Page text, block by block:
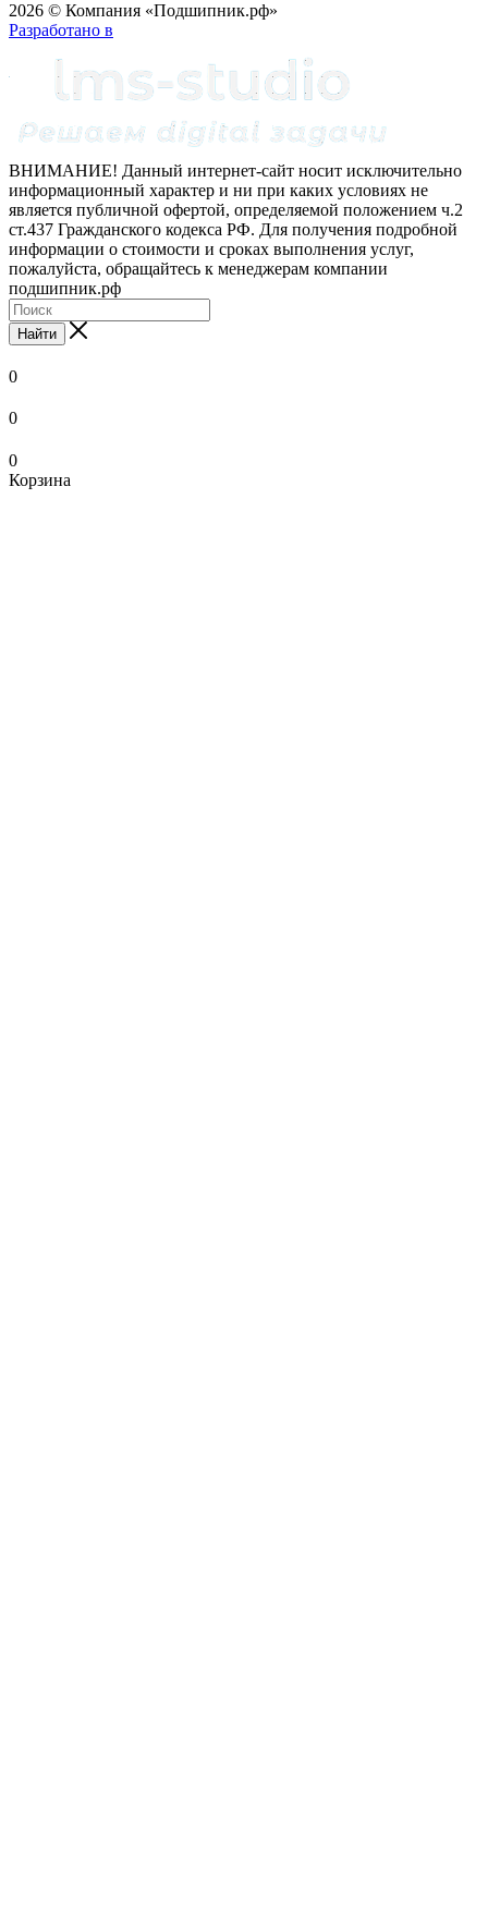
2026 © Компания «Подшипник.рф»
Разработано в
ВНИМАНИЕ! Данный интернет-сайт носит исключительно
информационный характер и ни при каких условиях не
является публичной офертой, определяемой положением ч.2
ст.437 Гражданского кодекса РФ. Для получения подробной
информации о стоимости и сроках выполнения услуг,
пожалуйста, обращайтесь к менеджерам компании
подшипник.рф
Найти
0
0
0
Корзина